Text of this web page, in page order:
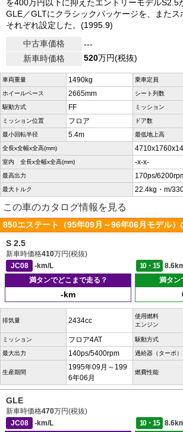
を400万円以下に抑えたエントリーモデルS2.5
GLE／GLTにクラシックパッケージを、またス
それぞれ設定した。(1995.9)
中古車価格
---
新車時価格
520万円(税抜)
車両重量 1490kg 乗車定員
ホイールベース 2665mm シート列数
駆動方式 FF ミッション
ミッション位置 フロア ドア数
最小回転半径 5.4m 最低地上高
全長x全幅x全高(mm)
室内 全長x全幅x全高(mm) -x-x-
最高出力 170ps/
最大トルク 22.4kg・m/
この車のカタログ情報を見る
850エステート（95年09月～96年06月モデル）
S 2.5
新車時価格410万円(税抜)
JC08
-km/L 10・15
満タンでどこまで走る？
-km
満タン
排気量 2434cc
使用燃料
エンジン
ミッション フロア4AT 駆動方式
最大出力 140ps/5400rpm 過給器（ターボ）
生産期間
1995年09月～199
6年06月
燃費性能
GLE
新車時価格470万円(税抜)
JC08
-km/L 10・15